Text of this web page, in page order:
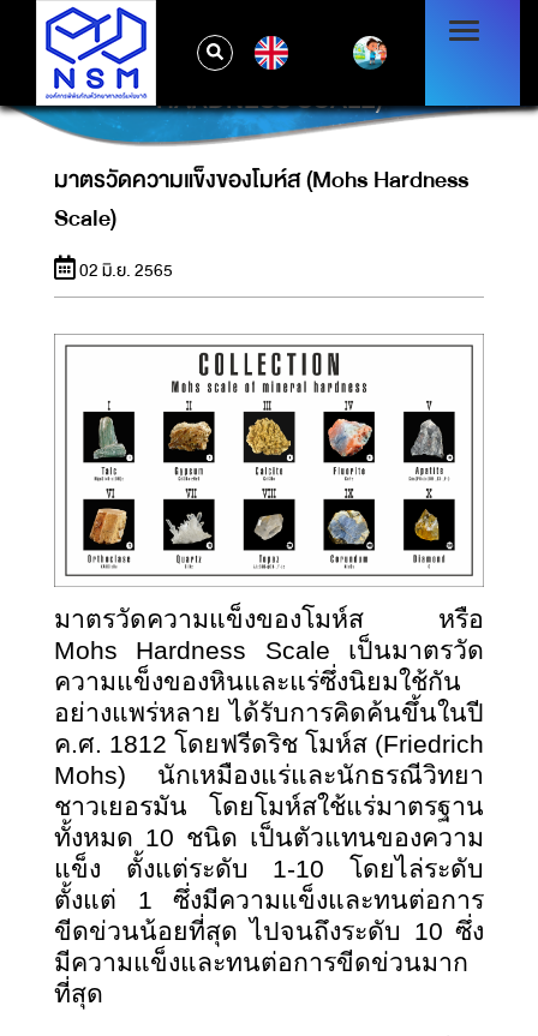
มาตรวัดความแข็งของโมห์ส (MOHS
HARDNESS SCALE)
มาตรวัดความแข็งของโมห์ส (Mohs Hardness
Scale)
02 มิ.ย. 2565
มาตรวัดความแข็งของโมห์ส หรือ
Mohs Hardness Scale เป็นมาตรวัด
ความแข็งของหินและแร่ซึ่งนิยมใช้กัน
อย่างแพร่หลาย ได้รับการคิดค้นขึ้นในปี
ค.ศ. 1812 โดยฟรีดริช โมห์ส (Friedrich
Mohs) นักเหมืองแร่และนักธรณีวิทยา
ชาวเยอรมัน โดยโมห์สใช้แร่มาตรฐาน
ทั้งหมด 10 ชนิด เป็นตัวแทนของความ
แข็ง ตั้งแต่ระดับ 1-10 โดยไล่ระดับ
ตั้งแต่ 1 ซึ่งมีความแข็งและทนต่อการ
ขีดข่วนน้อยที่สุด ไปจนถึงระดับ 10 ซึ่ง
มีความแข็งและทนต่อการขีดข่วนมาก
ที่สุด